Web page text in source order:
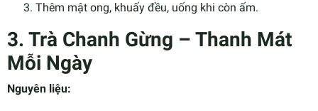
Thêm mật ong, khuấy đều, uống khi còn ấm.
3. Trà Chanh Gừng – Thanh Mát
Mỗi Ngày
Nguyên liệu: